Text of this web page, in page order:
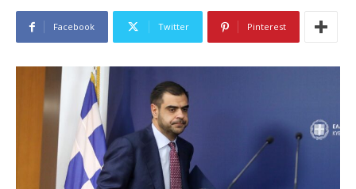
Facebook Twitter Pinterest